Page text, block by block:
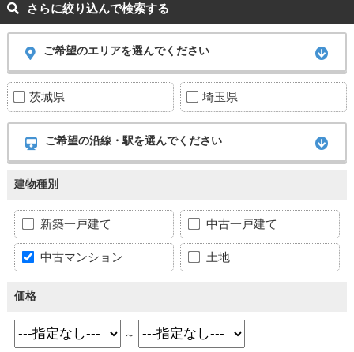
さらに絞り込んで検索する
ご希望のエリアを選んでください
茨城県 埼玉県
ご希望の沿線・駅を選んでください
建物種別
新築一戸建て 中古一戸建て
中古マンション 土地
価格
～